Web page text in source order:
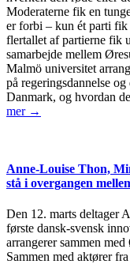
Moderaterne fik en
er forbi – kun ét parti fik
flertallet af partierne fik
samarbejde mellem
Malmö universitet
på regeringsdannelse
Danmark, og hvordan
mer →
Anne-Louise Thon,
stå i overgangen
Den 12. marts deltager
første dansk-svensk
arrangerer sammen
Sammen med aktører